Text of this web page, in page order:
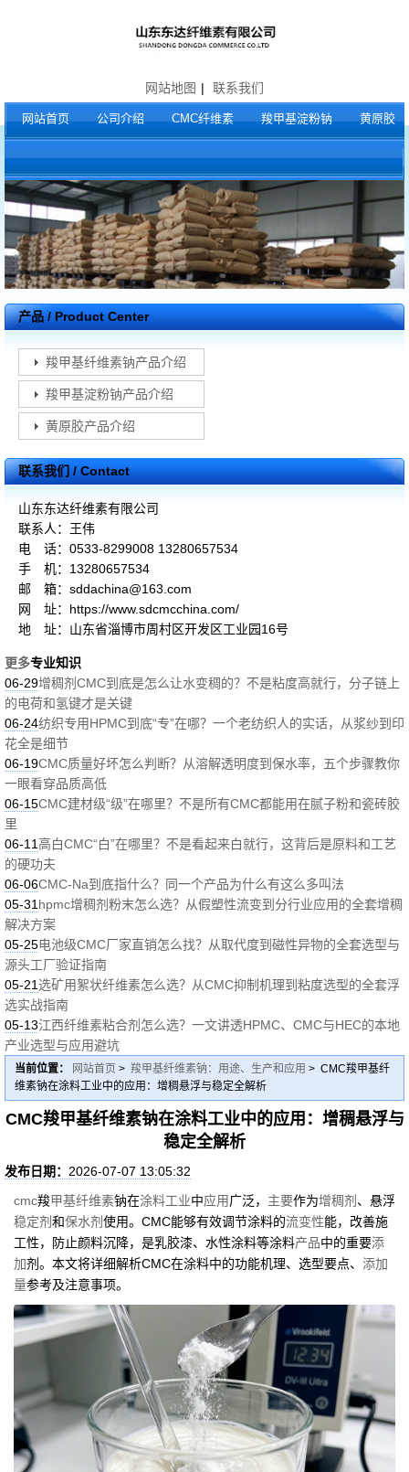
网站地图 | 联系我们
网站首页 公司介绍 CMC纤维素 羧甲基淀粉钠 黄原胶
产品 / Product Center
羧甲基纤维素钠产品介绍
羧甲基淀粉钠产品介绍
黄原胶产品介绍
联系我们 / Contact
山东东达纤维素有限公司
联系人：王伟
电 话：0533-8299008 13280657534
手 机：13280657534
邮 箱：sddachina@163.com
网 址：https://www.sdcmcchina.com/
地 址：山东省淄博市周村区开发区工业园16号
更多专业知识
06-29增稠剂CMC到底是怎么让水变稠的？不是粘度高就行，分子链上
的电荷和氢键才是关键
06-24纺织专用HPMC到底“专”在哪？一个老纺织人的实话，从浆纱到印
花全是细节
06-19CMC质量好坏怎么判断？从溶解透明度到保水率，五个步骤教你
一眼看穿品质高低
06-15CMC建材级“级”在哪里？不是所有CMC都能用在腻子粉和瓷砖胶
里
06-11高白CMC“白”在哪里？不是看起来白就行，这背后是原料和工艺
的硬功夫
06-06CMC-Na到底指什么？同一个产品为什么有这么多叫法
05-31 hpmc增稠剂粉末怎么选？从假塑性流变到分行业应用的全套增稠
解决方案
05-25电池级CMC厂家直销怎么找？从取代度到磁性异物的全套选型与
源头工厂验证指南
05-21选矿用絮状纤维素怎么选？从CMC抑制机理到粘度选型的全套浮
选实战指南
05-13江西纤维素粘合剂怎么选？一文讲透HPMC、CMC与HEC的本地
产业选型与应用避坑
当前位置： 网站首页 > 羧甲基纤维素钠：用途、生产和应用 > CMC羧甲基纤
维素钠在涂料工业中的应用：增稠悬浮与稳定全解析
CMC羧甲基纤维素钠在涂料工业中的应用：增稠悬浮与
稳定全解析
发布日期： 2026-07-07 13:05:32
cmc羧甲基纤维素钠在涂料工业中应用广泛， 主要作为增稠剂 、悬浮
稳定剂和保水剂使用。CMC能够有效调节涂料的流变性能，改善施
工性，防止颜料沉降，是乳胶漆、水性涂料等涂料产品中的重要添
加剂。本文将详细解析CMC在涂料中的功能机理、选型要点、 添加
量参考及注意事项。